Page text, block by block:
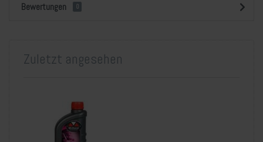
Bewertungen 0
Zuletzt angesehen